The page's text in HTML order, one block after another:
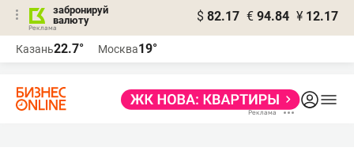
забронируй
валюту
$ 82.17 € 94.84 ¥ 12.17
Казань22.7° Москва19°